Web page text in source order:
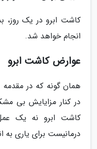
کاشت ابرو در یک روز،
انجام خواهد شد.
عوارض کاشت ابرو
همان گونه که در
در کنار مزایایش بی
کاشت ابرو نه یک
درمانیست برای یاری به